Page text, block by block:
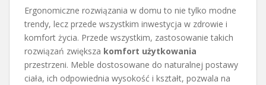
Ergonomiczne rozwiązania w domu to nie tylko modne
trendy, lecz przede wszystkim inwestycja w zdrowie i
komfort życia. Przede wszystkim, zastosowanie takich
rozwiązań zwiększa komfort użytkowania
przestrzeni. Meble dostosowane do naturalnej postawy
ciała, ich odpowiednia wysokość i kształt, pozwala na